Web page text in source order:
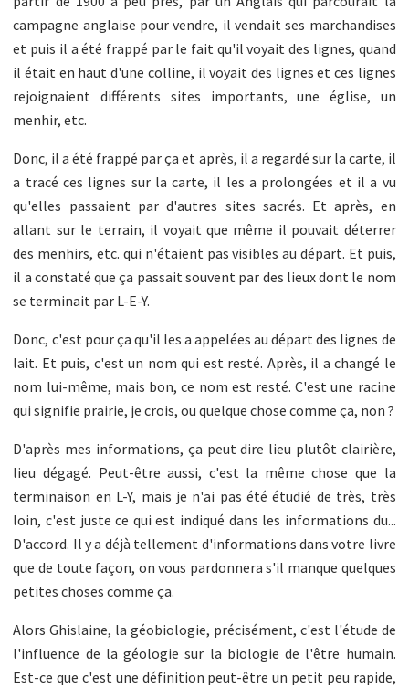
campagne anglaise pour vendre, il vendait ses marchandises
et puis il a été frappé par le fait qu'il voyait des lignes, quand
il était en haut d'une colline, il voyait des lignes et ces lignes
rejoignaient différents sites importants, une église, un
menhir, etc.
Donc, il a été frappé par ça et après, il a regardé sur la carte, il
a tracé ces lignes sur la carte, il les a prolongées et il a vu
qu'elles passaient par d'autres sites sacrés. Et après, en
allant sur le terrain, il voyait que même il pouvait déterrer
des menhirs, etc. qui n'étaient pas visibles au départ. Et puis,
il a constaté que ça passait souvent par des lieux dont le nom
se terminait par L-E-Y.
Donc, c'est pour ça qu'il les a appelées au départ des lignes de
lait. Et puis, c'est un nom qui est resté. Après, il a changé le
nom lui-même, mais bon, ce nom est resté. C'est une racine
qui signifie prairie, je crois, ou quelque chose comme ça, non ?
D'après mes informations, ça peut dire lieu plutôt clairière,
lieu dégagé. Peut-être aussi, c'est la même chose que la
terminaison en L-Y, mais je n'ai pas été étudié de très, très
loin, c'est juste ce qui est indiqué dans les informations du...
D'accord. Il y a déjà tellement d'informations dans votre livre
que de toute façon, on vous pardonnera s'il manque quelques
petites choses comme ça.
Alors Ghislaine, la géobiologie, précisément, c'est l'étude de
l'influence de la géologie sur la biologie de l'être humain.
Est-ce que c'est une définition peut-être un petit peu rapide,